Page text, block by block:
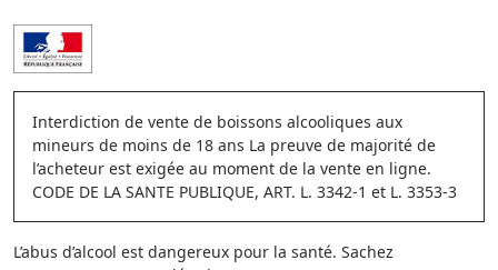
Interdiction de vente de boissons alcooliques aux
mineurs de moins de 18 ans La preuve de majorité de
l’acheteur est exigée au moment de la vente en ligne.
CODE DE LA SANTE PUBLIQUE, ART. L. 3342-1 et L. 3353-3
L’abus d’alcool est dangereux pour la santé. Sachez